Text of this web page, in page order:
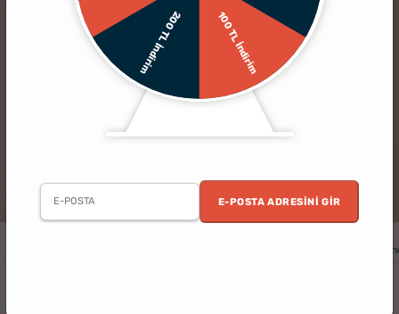
100 TL İndirim
200 TL İndirim
E-POSTA ADRESINI GIR